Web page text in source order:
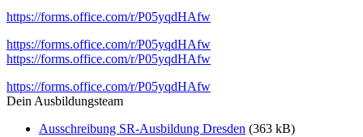
https://forms.office.com/r/P05yqdHAfw
https://forms.office.com/r/P05yqdHAfw
https://forms.office.com/r/P05yqdHAfw
https://forms.office.com/r/P05yqdHAfw
Dein Ausbildungsteam
Ausschreibung SR-Ausbildung Dresden (363 kB)